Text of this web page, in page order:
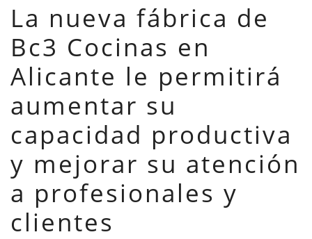
La nueva fábrica de
Bc3 Cocinas en
Alicante le permitirá
aumentar su
capacidad productiva
y mejorar su atención
a profesionales y
clientes